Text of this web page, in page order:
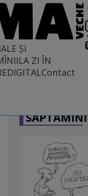
ȘI
LA ZI ÎN
DIGITALContact